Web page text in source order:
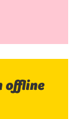
offline